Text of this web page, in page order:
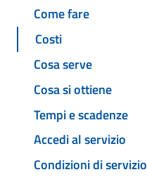
Come fare
Costi
Cosa serve
Cosa si ottiene
Tempi e scadenze
Accedi al servizio
Condizioni di servizio